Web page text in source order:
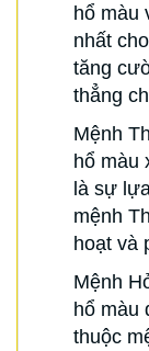
hổ màu
nhất
tăng
thẳng
Mệnh
hổ màu
là sự
mệnh
hoạt và
Mệnh
hổ màu
thuộc